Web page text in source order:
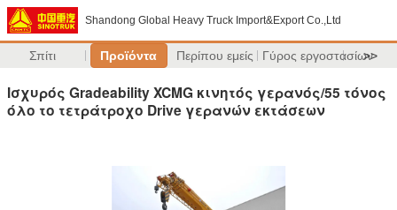
Shandong Global Heavy Truck Import&Export Co.,Ltd
Σπίτι Προϊόντα Περίπου εμείς Γύρος εργοστασίων
>>
Ισχυρός Gradeability XCMG κινητός γερανός/55 τόνος
όλο το τετράτροχο Drive γερανών εκτάσεων